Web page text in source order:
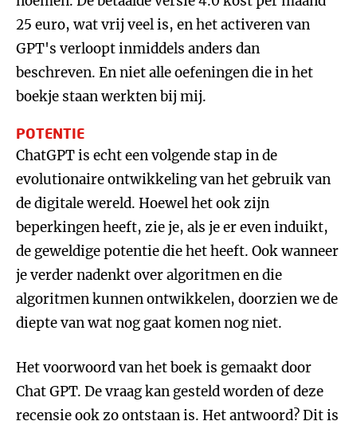
25 euro, wat vrij veel is, en het activeren van
GPT's verloopt inmiddels anders dan
beschreven. En niet alle oefeningen die in het
boekje staan werkten bij mij.
POTENTIE
ChatGPT is echt een volgende stap in de
evolutionaire ontwikkeling van het gebruik van
de digitale wereld. Hoewel het ook zijn
beperkingen heeft, zie je, als je er even induikt,
de geweldige potentie die het heeft. Ook wanneer
je verder nadenkt over algoritmen en die
algoritmen kunnen ontwikkelen, doorzien we de
diepte van wat nog gaat komen nog niet.
Het voorwoord van het boek is gemaakt door
Chat GPT. De vraag kan gesteld worden of deze
recensie ook zo ontstaan is. Het antwoord? Dit is